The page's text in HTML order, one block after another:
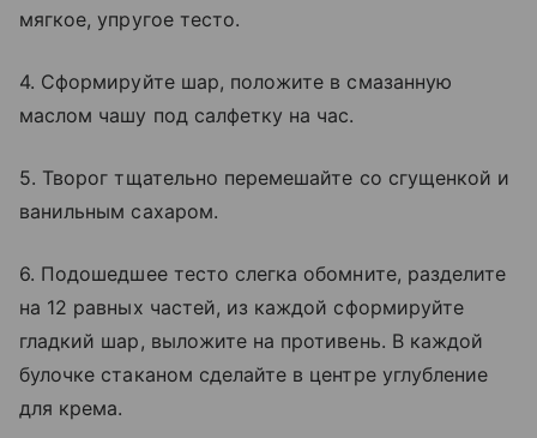
мягкое, упругое тесто.
4. Сформируйте шар, положите в смазанную
маслом чашу под салфетку на час.
5. Творог тщательно перемешайте со сгущенкой и
ванильным сахаром.
6. Подошедшее тесто слегка обомните, разделите
на 12 равных частей, из каждой сформируйте
гладкий шар, выложите на противень. В каждой
булочке стаканом сделайте в центре углубление
для крема.